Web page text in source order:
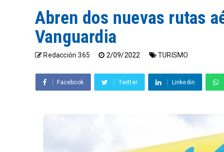
Abren dos nuevas rutas
Vanguardia
Redacción 365 2/09/2022 TURISMO
Facebook Twitter Linkedin